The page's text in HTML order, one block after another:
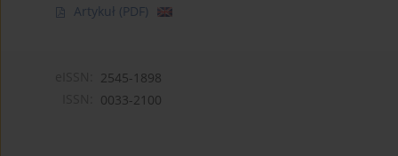
Artykuł (PDF)
2545-1898
0033-2100